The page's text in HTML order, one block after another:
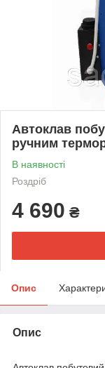
Автоклав
ручним
В наявності
Роздріб
4 690 ₴
Опис
Опис